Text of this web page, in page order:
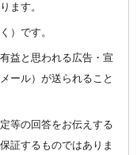
ます。
）です。
益と思われる広告・宣
ール）が送られること
等の回答をお伝えする
証するものではありま